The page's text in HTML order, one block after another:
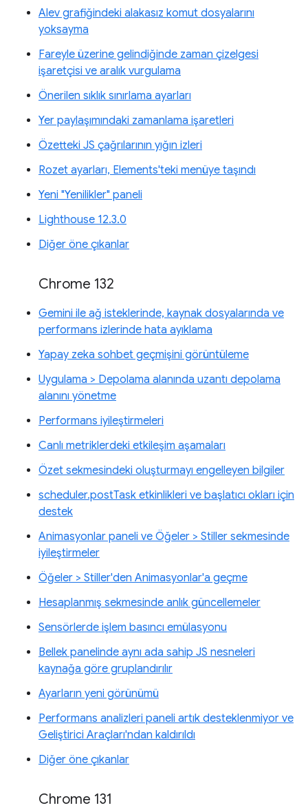
Alev grafiğindeki alakasız komut dosyalarını
yoksayma
Fareyle üzerine gelindiğinde zaman çizelgesi
işaretçisi ve aralık vurgulama
Önerilen sıklık sınırlama ayarları
Yer paylaşımındaki zamanlama işaretleri
Özetteki JS çağrılarının yığın izleri
Rozet ayarları, Elements'teki menüye taşındı
Yeni "Yenilikler" paneli
Lighthouse 12.3.0
Diğer öne çıkanlar
Chrome 132
Gemini ile ağ isteklerinde, kaynak dosyalarında ve
performans izlerinde hata ayıklama
Yapay zeka sohbet geçmişini görüntüleme
Uygulama > Depolama alanında uzantı depolama
alanını yönetme
Performans iyileştirmeleri
Canlı metriklerdeki etkileşim aşamaları
Özet sekmesindeki oluşturmayı engelleyen bilgiler
scheduler.postTask etkinlikleri ve başlatıcı okları için
destek
Animasyonlar paneli ve Öğeler > Stiller sekmesinde
iyileştirmeler
Öğeler > Stiller'den Animasyonlar'a geçme
Hesaplanmış sekmesinde anlık güncellemeler
Sensörlerde işlem basıncı emülasyonu
Bellek panelinde aynı ada sahip JS nesneleri
kaynağa göre gruplandırılır
Ayarların yeni görünümü
Performans analizleri paneli artık desteklenmiyor ve
Geliştirici Araçları'ndan kaldırıldı
Diğer öne çıkanlar
Chrome 131